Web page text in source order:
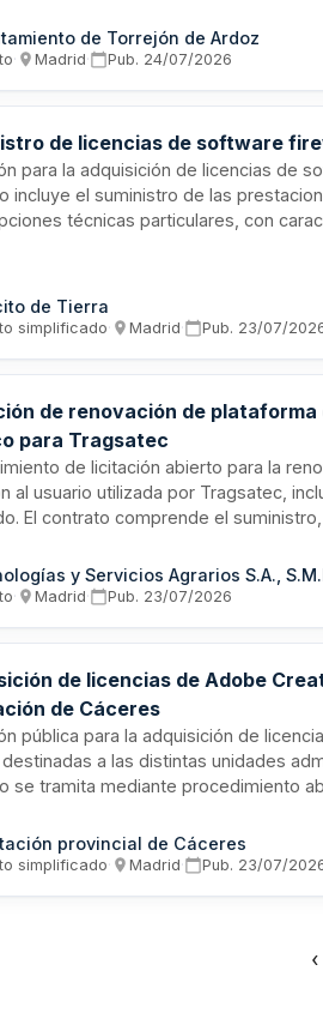
obras, medio ambiente,
gestión coordinada de las licencias
de Torrejón de Ardoz
· Madrid· Pub. 24/07/2026
de licencias de software
para la adquisición de licencias de
incluye el suministro de las
técnicas particulares, con
pudiendo participar empresas
legales requeridas.
de Tierra
simplificado· Madrid· Pub. 23/07/
de renovación de
para Tragsatec
de licitación abierto para la
al usuario utilizada por Tragsatec,
El contrato comprende el
La adjudicación se realizará
del Sector Público.
y Servicios Agrarios S.A.,
· Madrid· Pub. 23/07/2026
de licencias de Adobe
de Cáceres
pública para la adquisición de
a las distintas unidades
se tramita mediante procedimiento
de herramientas de diseño que
garantizar ediciones complejas
provincial de Cáceres
simplificado· Madrid· Pub. 23/07/